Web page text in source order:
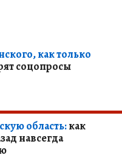
как только
соцопросы
область:как
навсегда